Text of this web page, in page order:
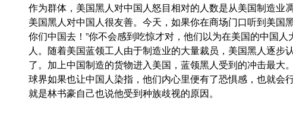
作为群体，美国黑人对中国人怒目相对的人数是从美国制造业
美国黑人对中国人很友善。今天，如果你在商场门口听到美国
你们中国去！”你不会感到吃惊才对，他们以为在美国的中国
人。随着美国蓝领工人由于制造业的大量裁员，美国黑人逐步
了。加上中国制造的货物进入美国，蓝领黑人受到的冲击最大
球界如果也让中国人染指，他们内心里便有了恐惧感，也就会
就是林书豪自己也说他受到种族歧视的原因。